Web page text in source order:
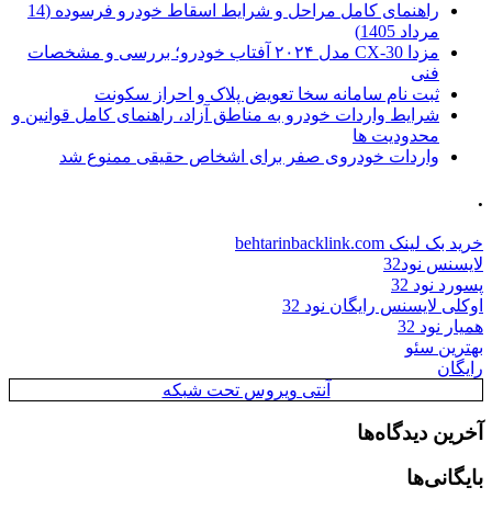
راهنمای کامل مراحل و شرایط اسقاط خودرو فرسوده (14
مرداد 1405)
مزدا CX-30 مدل ۲۰۲۴ آفتاب خودرو؛ بررسی و مشخصات
فنی
ثبت نام سامانه سخا تعویض پلاک و احراز سکونت
شرایط واردات خودرو به مناطق آزاد، راهنمای کامل قوانین و
محدودیت ها
واردات خودروی صفر برای اشخاص حقیقی ممنوع شد
.
خرید بک لینک behtarinbacklink.com
لایسنس نود32
پسورد نود 32
اوکلی لایسنس رایگان نود 32
همیار نود 32
بهترین سئو
رایگان
آنتی ویروس تحت شبکه
آخرین دیدگاه‌ها
بایگانی‌ها